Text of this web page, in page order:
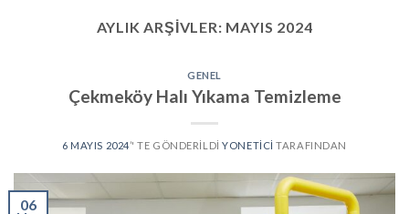
AYLIK ARŞIVLER: MAYIS 2024
GENEL
Çekmeköy Halı Yıkama Temizleme
6 MAYIS 2024’' TE GÖNDERILDI YONETICI TARAFINDAN
06